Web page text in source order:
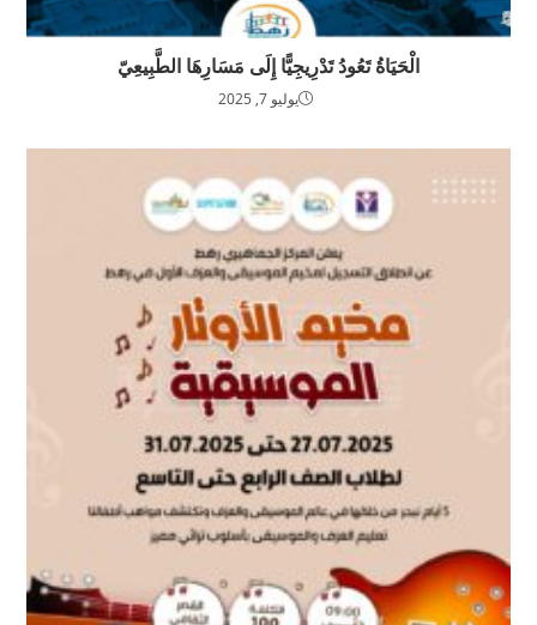
الْحَيَاةُ تَعُودُ تَدْرِيجِيًّا إِلَى مَسَارِهَا الطَّبِيعِيّ
يوليو 7, 2025